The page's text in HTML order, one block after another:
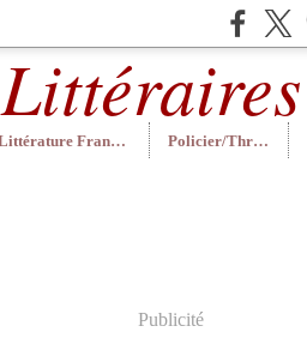
Littérature Française Policier/Thriller
Publicité